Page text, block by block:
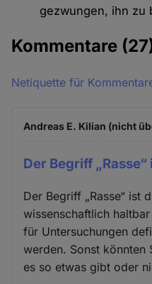
gezwungen, ihn zu
Kommentare
Netiquette für
Andreas E. Kilian (nicht
Der Begriff „Rasse“
Der Begriff „Rasse“ ist
wissenschaftlich
für Untersuchungen
werden. Sonst könnten
es so etwas gibt oder